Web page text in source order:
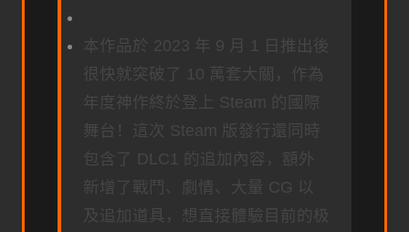
本作品於 2023 年 9 月 1 日推出後
很快就突破了 10 萬套大關，作為
年度神作終於登上 Steam 的國際
舞台！這次 Steam 版發行還同時
包含了 DLC1 的追加內容，額外
新增了戰鬥、劇情、大量 CG 以
及追加道具，想直接體驗目前的极